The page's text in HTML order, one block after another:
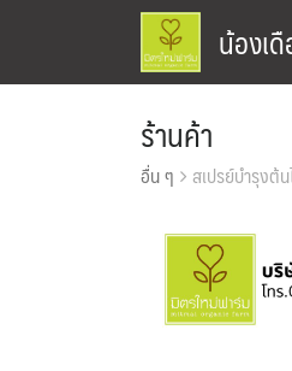
น้องเ
ร้านค้า
อื่น ๆ สเปรย์บำรุงต้